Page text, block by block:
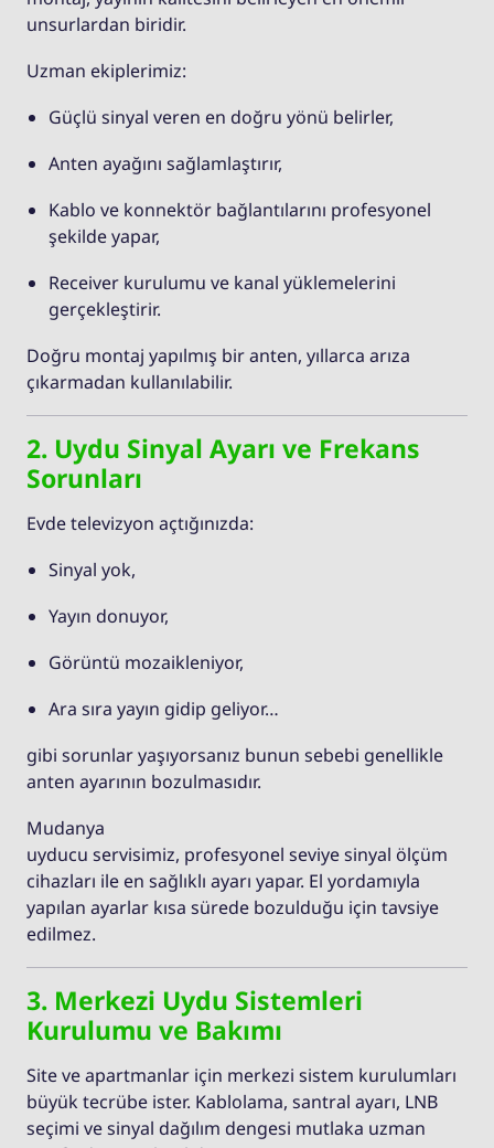
unsurlardan biridir.
Uzman ekiplerimiz:
Güçlü sinyal veren en doğru yönü belirler,
Anten ayağını sağlamlaştırır,
Kablo ve konnektör bağlantılarını profesyonel
şekilde yapar,
Receiver kurulumu ve kanal yüklemelerini
gerçekleştirir.
Doğru montaj yapılmış bir anten, yıllarca arıza
çıkarmadan kullanılabilir.
2. Uydu Sinyal Ayarı ve Frekans
Sorunları
Evde televizyon açtığınızda:
Sinyal yok,
Yayın donuyor,
Görüntü mozaikleniyor,
Ara sıra yayın gidip geliyor…
gibi sorunlar yaşıyorsanız bunun sebebi genellikle
anten ayarının bozulmasıdır.
Mudanya
uyducu servisimiz, profesyonel seviye sinyal ölçüm
cihazları ile en sağlıklı ayarı yapar. El yordamıyla
yapılan ayarlar kısa sürede bozulduğu için tavsiye
edilmez.
3. Merkezi Uydu Sistemleri
Kurulumu ve Bakımı
Site ve apartmanlar için merkezi sistem kurulumları
büyük tecrübe ister. Kablolama, santral ayarı, LNB
seçimi ve sinyal dağılım dengesi mutlaka uzman